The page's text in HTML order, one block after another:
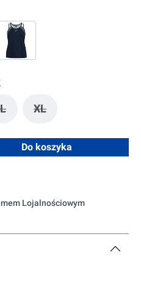
niedostępna.)
jest obecnie niedostępna.)
L(Ta opcja jest obecnie
XL(Ta opcja jest obecnie
ilość lub użyj
Do koszyka
Lojalnościowym